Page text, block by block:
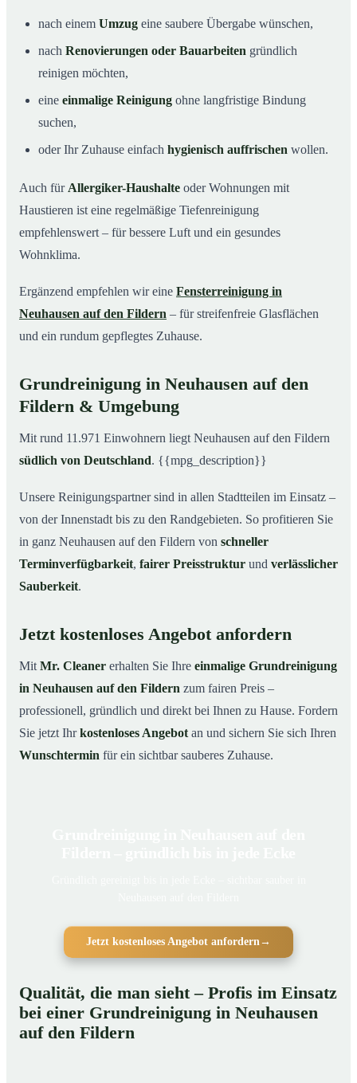
nach einem Umzug eine saubere Übergabe wünschen,
nach Renovierungen oder Bauarbeiten gründlich
reinigen möchten,
eine einmalige Reinigung ohne langfristige Bindung
suchen,
oder Ihr Zuhause einfach hygienisch auffrischen wollen.
Auch für Allergiker-Haushalte oder Wohnungen mit
Haustieren ist eine regelmäßige Tiefenreinigung
empfehlenswert – für bessere Luft und ein gesundes
Wohnklima.
Ergänzend empfehlen wir eine Fensterreinigung in
Neuhausen auf den Fildern – für streifenfreie Glasflächen
und ein rundum gepflegtes Zuhause.
Grundreinigung in Neuhausen auf den
Fildern & Umgebung
Mit rund 11.971 Einwohnern liegt Neuhausen auf den Fildern
südlich von Deutschland. {{mpg_description}}
Unsere Reinigungspartner sind in allen Stadtteilen im Einsatz –
von der Innenstadt bis zu den Randgebieten. So profitieren Sie
in ganz Neuhausen auf den Fildern von schneller
Terminverfügbarkeit, fairer Preisstruktur und verlässlicher
Sauberkeit.
Jetzt kostenloses Angebot anfordern
Mit Mr. Cleaner erhalten Sie Ihre einmalige Grundreinigung
in Neuhausen auf den Fildern zum fairen Preis –
professionell, gründlich und direkt bei Ihnen zu Hause. Fordern
Sie jetzt Ihrkostenloses Angebot an und sichern Sie sich Ihren
Wunschtermin für ein sichtbar sauberes Zuhause.
Jetzt kostenloses Angebot anfordern→
Qualität, die man sieht – Profis im Einsatz
bei einer Grundreinigung in Neuhausen
auf den Fildern